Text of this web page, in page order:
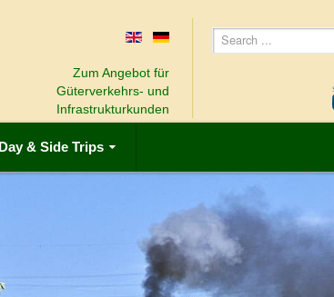
Zum Angebot für
Güterverkehrs- und
Infrastrukturkunden
Day & Side Trips